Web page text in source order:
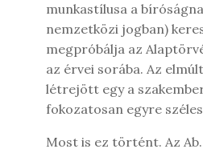
munkastílusa a
nemzetközi jogban)
megpróbálja az
az érvei sorába. Az
létrejött egy a
fokozatosan egyre
Most is ez történt. Az